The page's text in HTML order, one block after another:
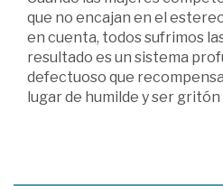
que no encajan en el
en cuenta, todos sufrimos
resultado es un sistema
defectuoso que
lugar de humilde y ser